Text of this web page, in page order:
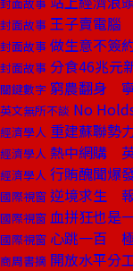
封面故事 王子賣電腦
封面故事 做生意不簽
封面故事 分食46兆元
關鍵數字 窮農翻身
英文無所不談 No
經濟學人 重建蘇聯勢
經濟學人 熱中網購
經濟學人 行賄醜聞爆
國際視窗 逆境求生
國際視窗 血拼狂也是
國際視窗 心跳一百
商周書摘 開放水平分